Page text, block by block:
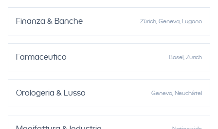
Finanza & Banche Zürich, Geneva, Lugano
Farmaceutico Basel, Zurich
Orologeria & Lusso Geneva, Neuchâtel